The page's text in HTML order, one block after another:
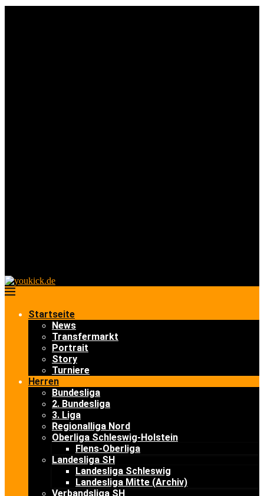
Startseite
News
Transfermarkt
Portrait
Story
Turniere
Herren
Bundesliga
2. Bundesliga
3. Liga
Regionalliga Nord
Oberliga Schleswig-Holstein
Flens-Oberliga
Landesliga SH
Landesliga Schleswig
Landesliga Mitte (Archiv)
Verbandsliga SH